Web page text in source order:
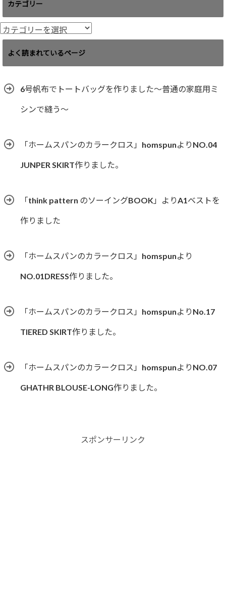
イ
ブ
カテゴリー
カ
テ
リ
よく読まれているページ
6号帆布でトートバッグを作りました〜普通の家庭用ミ
シンで縫う〜
「ホームスパンのカラークロス」homspunよりNO.04
JUNPER SKIRT作りました。
「think pattern のソーイングBOOK」よりA1ベストを
作りました
「ホームスパンのカラークロス」homspunより
NO.01DRESS作りました。
「ホームスパンのカラークロス」homspunよりNo.17
TIERED SKIRT作りました。
「ホームスパンのカラークロス」homspunよりNO.07
GHATHR BLOUSE-LONG作りました。
スポンサーリンク